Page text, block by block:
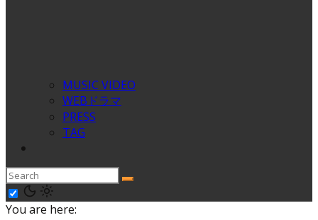
MUSIC VIDEO
WEBドラマ
PRESS
TAG
You are here: